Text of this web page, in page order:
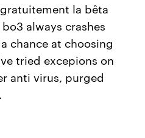
la bêta
always crashes
chance at choosing
tried excepions on
anti virus, purged